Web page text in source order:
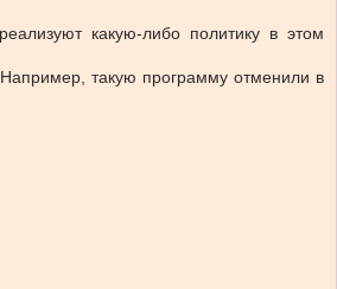
какую-либо политику в этом
такую программу отменили в